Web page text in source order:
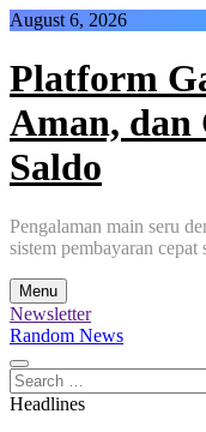
Skip
content
August 6, 2026
Platform
Aman, dan
Saldo
Pengalaman main seru
sistem pembayaran cepat
Menu
Newsletter
Random News
Search
for:
Headlines